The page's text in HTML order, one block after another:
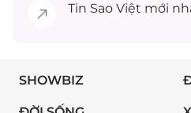
Tin Sao Việt mới
SHOWBIZ